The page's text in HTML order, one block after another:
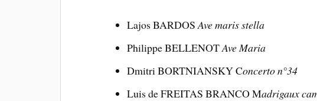
Lajos BARDOSAve maris stella
Philippe BELLENOTAve Maria
Dmitri BORTNIANSKY Concerto n°34
Luis de FREITAS BRANCO Madrigaux